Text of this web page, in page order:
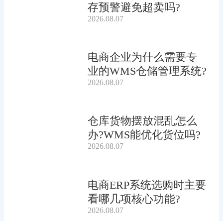
存预警避免超卖吗?
2026.08.07
电商企业为什么需要专
业的WMS仓储管理系统?
2026.08.07
仓库货物摆放混乱怎么
办?WMS能优化货位吗?
2026.08.07
电商ERP系统选购时主要
看哪几项核心功能?
2026.08.07